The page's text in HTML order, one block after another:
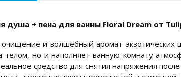
+ пена для ванны Floral Dream от
и волшебный аромат
но и наполняет ванную комнату
средство для снятия напряжения